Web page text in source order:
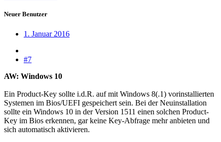
Neuer Benutzer
1. Januar 2016
#7
AW: Windows 10
Ein Product-Key sollte i.d.R. auf mit Windows 8(.1) vorinstallierten
Systemen im Bios/UEFI gespeichert sein. Bei der Neuinstallation
sollte ein Windows 10 in der Version 1511 einen solchen Product-
Key im Bios erkennen, gar keine Key-Abfrage mehr anbieten und
sich automatisch aktivieren.